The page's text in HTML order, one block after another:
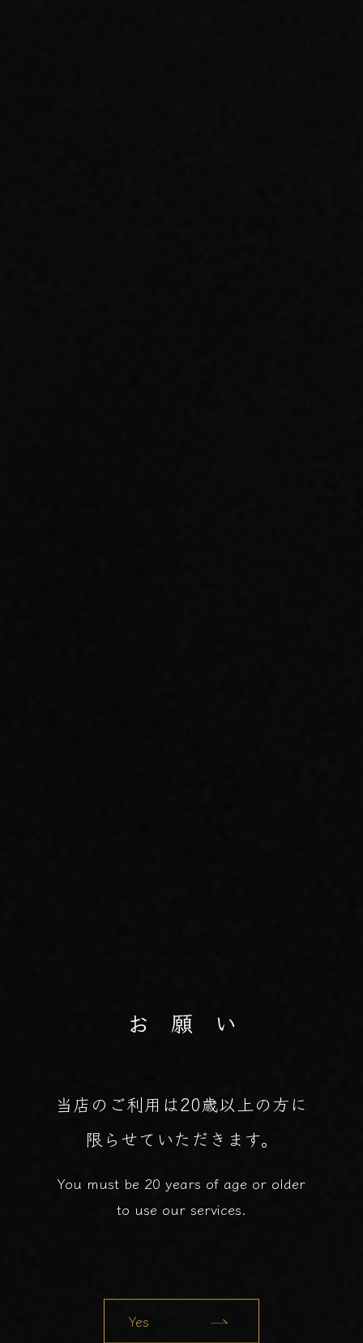
お 願 い
当店のご利用は20歳以上の方に
限らせていただきます。
You must be 20 years of age or older
to use our services.
Yes